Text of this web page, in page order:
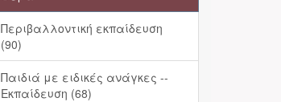
Περιβαλλοντική εκπαίδευση
(90)
Παιδιά με ειδικές ανάγκες --
Εκπαίδευση (68)